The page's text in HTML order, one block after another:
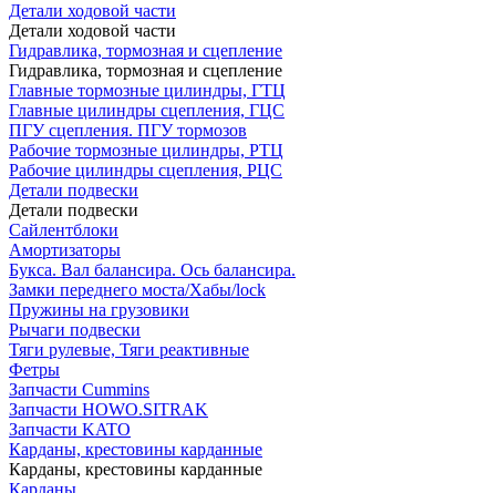
Детали ходовой части
Детали ходовой части
Гидравлика, тормозная и сцепление
Гидравлика, тормозная и сцепление
Главные тормозные цилиндры, ГТЦ
Главные цилиндры сцепления, ГЦС
ПГУ сцепления. ПГУ тормозов
Рабочие тормозные цилиндры, РТЦ
Рабочие цилиндры сцепления, РЦС
Детали подвески
Детали подвески
Cайлентблоки
Амортизаторы
Букса. Вал балансира. Ось балансира.
Замки переднего моста/Хабы/lock
Пружины на грузовики
Рычаги подвески
Тяги рулевые, Тяги реактивные
Фетры
Запчасти Cummins
Запчасти HOWO.SITRAK
Запчасти KATO
Карданы, крестовины карданные
Карданы, крестовины карданные
Карданы